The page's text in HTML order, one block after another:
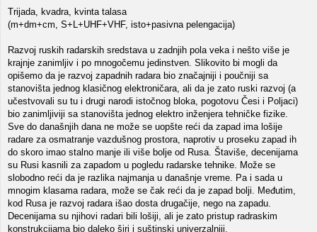
Trijada, kvadra, kvinta talasa
(m+dm+cm, S+L+UHF+VHF, isto+pasivna pelengacija)
Razvoj ruskih radarskih sredstava u zadnjih pola veka i nešto više je
krajnje zanimljiv i po mnogočemu jedinstven. Slikovito bi mogli da
opišemo da je razvoj zapadnih radara bio značajniji i poučniji sa
stanovišta jednog klasičnog elektroničara, ali da je zato ruski razvoj (a
učestvovali su tu i drugi narodi istočnog bloka, pogotovu Česi i Poljaci)
bio zanimljiviji sa stanovišta jednog elektro inženjera tehničke fizike.
Sve do današnjih dana ne može se uopšte reći da zapad ima lošije
radare za osmatranje vazdušnog prostora, naprotiv u proseku zapad ih
do skoro imao stalno manje ili više bolje od Rusa. Štaviše, decenijama
su Rusi kasnili za zapadom u pogledu radarske tehnike. Može se
slobodno reći da je razlika najmanja u današnje vreme. Pa i sada u
mnogim klasama radara, može se čak reći da je zapad bolji. Međutim,
kod Rusa je razvoj radara išao dosta drugačije, nego na zapadu.
Decenijama su njihovi radari bili lošiji, ali je zato pristup radraskim
konstrukcijama bio daleko širi i suštinski univerzalniji.